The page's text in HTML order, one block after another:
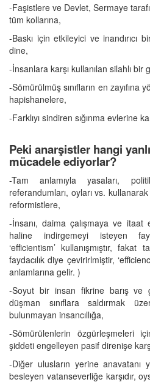
-Faşistlere ve Devlet, Sermaye
tüm kollarına,
-Baskı için etkileyici ve inandırıcı
dine,
-İnsanlara karşı kullanılan silahlı bir
-Sömürülmüş sınıfların en zayıfına
hapishanelere,
-Farklıyı sindiren sığınma evlerine
Peki anarşistler hangi
mücadele ediyorlar?
-Tam anlamıyla yasaları,
referandumları, oyları vs.
reformistlere,
-İnsanı, daima çalışmaya ve
haline indirgemeyi isteyen
‘efficientism’ kullanışmıştır, fakat
faydacılık diye çevirirlmiştir,
anlamlarına gelir. )
-Soyut bir insan fikrine barış ve
düşman sınıflara saldırmak
bulunmayan insancıllığa,
-Sömürülenlerin özgürleşmeleri
şiddeti engelleyen pasif direnişe
-Diğer ulusların yerine
besleyen vatanseverliğe karşıdır,